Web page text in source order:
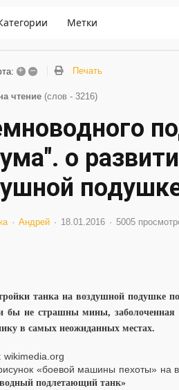
Метки
+ – Печать
чтение (слов - 3216)
о
Андрей 18.01.2016 5005
танка на воздушной подушке
бы не страшны мины, заболоченная
в самых неожиданных местах.
«боевой машины пехоты» на
подлетающий танк»